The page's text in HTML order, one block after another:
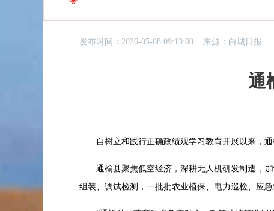
发布时间：2026-05-08 09:13:00 来源： 白城日报
通
自树立和践行正确政绩观学习教育开展以来，
通榆县聚焦低空经济，深耕无人机研发制造，
组装、调试检测，一批批农业植保、电力巡检、应